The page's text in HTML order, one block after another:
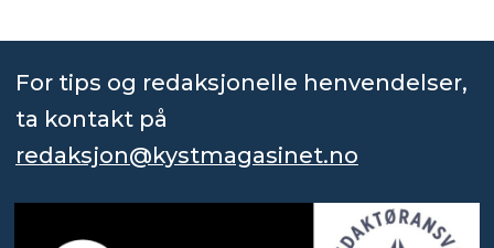
For tips og redaksjonelle henvendelser,
ta kontakt på
redaksjon@kystmagasinet.no